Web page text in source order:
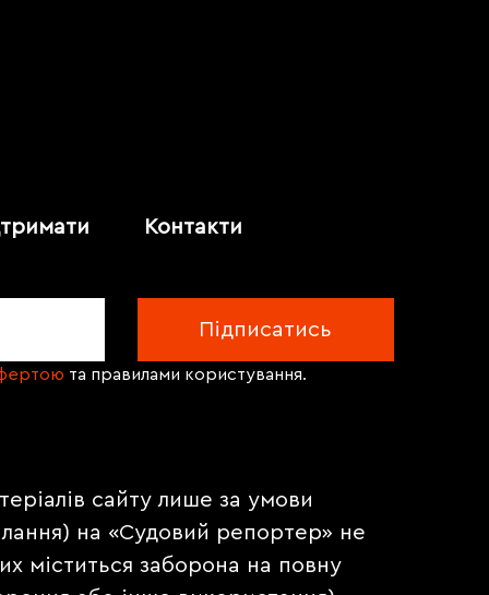
Контакти
та правилами користування.
сайту лише за умови
на «Судовий репортер» не
міститься заборона на повну